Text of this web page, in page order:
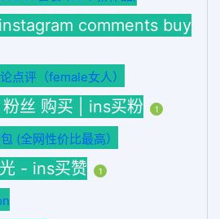
comments buy
点评（female女人）
丝 购买 | ins买粉 1
(全网性价比最高）
- ins买赞 1